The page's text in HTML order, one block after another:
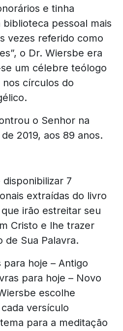
e tinha
pessoal mais
vezes referido como
o Dr. Wiersbe era
um célebre teólogo
círculos do
o Senhor na
2019, aos 89 anos.
7
extraídas do livro
irão estreitar seu
Cristo e lhe trazer
de Sua Palavra.
para hoje – Antigo
para hoje – Novo
escolhe
versículo
para a meditação